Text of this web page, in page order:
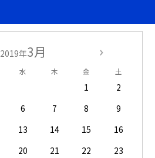
2019年3月
水 木 金 土
1
2
6 7 8
9
13 14 15
16
20 21 22
23